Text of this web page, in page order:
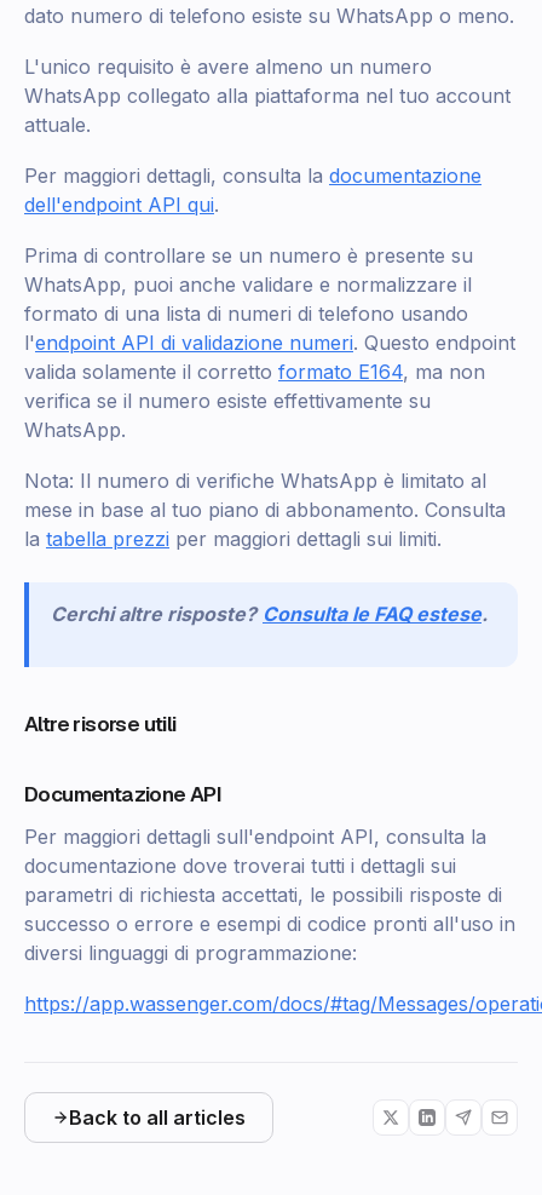
dato numero di telefono esiste su WhatsApp o meno.
L'unico requisito è avere almeno un numero
WhatsApp collegato alla piattaforma nel tuo account
attuale.
Per maggiori dettagli, consulta la documentazione
dell'endpoint API qui.
Prima di controllare se un numero è presente su
WhatsApp, puoi anche validare e normalizzare il
formato di una lista di numeri di telefono usando
l'endpoint API di validazione numeri. Questo endpoint
valida solamente il corretto formato E164, ma non
verifica se il numero esiste effettivamente su
WhatsApp.
Nota: Il numero di verifiche WhatsApp è limitato al
mese in base al tuo piano di abbonamento. Consulta
la tabella prezzi per maggiori dettagli sui limiti.
Cerchi altre risposte? Consulta le FAQ estese.
Altre risorse utili
Documentazione API
Per maggiori dettagli sull'endpoint API, consulta la
documentazione dove troverai tutti i dettagli sui
parametri di richiesta accettati, le possibili risposte di
successo o errore e esempi di codice pronti all'uso in
diversi linguaggi di programmazione:
https://app.wassenger.com/docs/#tag/Messages/
Back to all articles